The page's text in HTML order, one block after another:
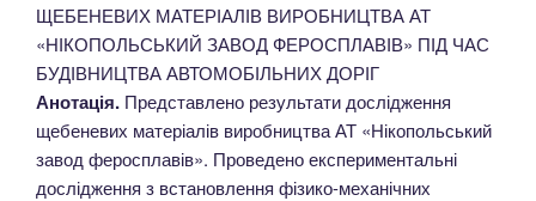
ЩЕБЕНЕВИХ МАТЕРІАЛІВ ВИРОБНИЦТВА АТ
«НІКОПОЛЬСЬКИЙ ЗАВОД ФЕРОСПЛАВІВ» ПІД ЧАС
БУДІВНИЦТВА АВТОМОБІЛЬНИХ ДОРІГ
Анотація. Представлено результати дослідження
щебеневих матеріалів виробництва АТ «Нікопольський
завод феросплавів». Проведено експериментальні
дослідження з встановлення фізико-механічних